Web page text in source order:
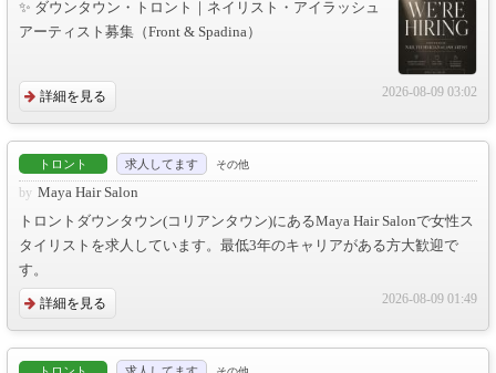
✨ ダウンタウン・トロント｜ネイリスト・アイラッシュ
アーティスト募集（Front & Spadina）
詳細を見る 2026-08-09 03:02
トロント 求人してます その他
Maya Hair Salon
トロントダウンタウン(コリアンタウン)にあるMaya Hair Salonで女性ス
タイリストを求人しています。最低3年のキャリアがある方大歓迎で
す。
詳細を見る 2026-08-09 01:49